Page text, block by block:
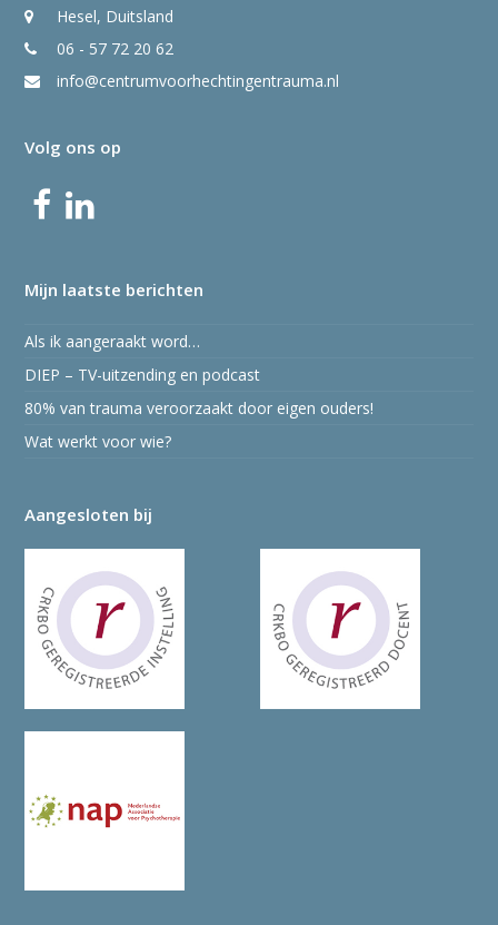
Hesel, Duitsland
06 - 57 72 20 62
info@centrumvoorhechtingentrauma.nl
Volg ons op
Facebook
LinkedIn
Mijn laatste berichten
Als ik aangeraakt word…
DIEP – TV-uitzending en podcast
80% van trauma veroorzaakt door eigen ouders!
Wat werkt voor wie?
Aangesloten bij